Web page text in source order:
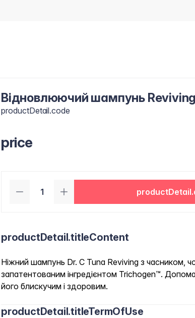
Відновлюючий шампунь
productDetail.code
price
productDetail.titleContent
Ніжний шампунь Dr. С Tuna Reviving з часником,
запатентованим інгредієнтом Trichogen™.
його блискучим і здоровим.
productDetail.titleTermOfUse